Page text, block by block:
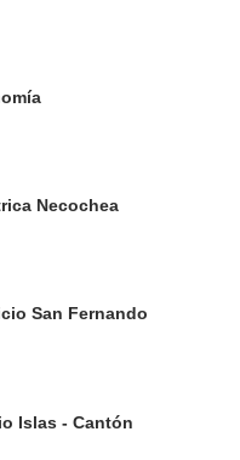
Necochea
San Fernando
Islas - Cantón